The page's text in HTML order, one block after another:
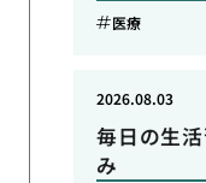
医療
毎日の生
み
2026.08.03